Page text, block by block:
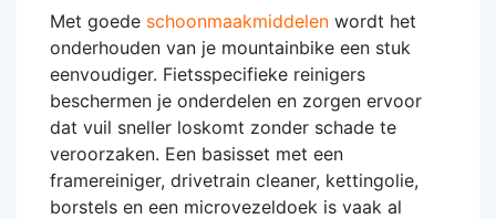
Met goede schoonmaakmiddelen wordt het
onderhouden van je mountainbike een stuk
eenvoudiger. Fietsspecifieke reinigers
beschermen je onderdelen en zorgen ervoor
dat vuil sneller loskomt zonder schade te
veroorzaken. Een basisset met een
framereiniger, drivetrain cleaner, kettingolie,
borstels en een microvezeldoek is vaak al